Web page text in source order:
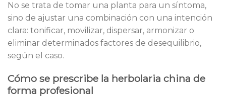
No se trata de tomar una planta para un síntoma,
sino de ajustar una combinación con una intención
clara: tonificar, movilizar, dispersar, armonizar o
eliminar determinados factores de desequilibrio,
según el caso.
Cómo se prescribe la herbolaria china de
forma profesional